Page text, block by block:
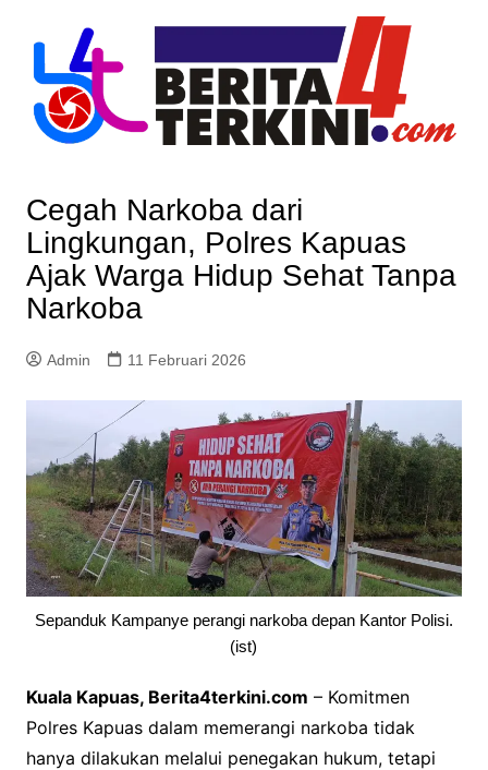
content
Cegah Narkoba dari
Lingkungan, Polres Kapuas
Ajak Warga Hidup Sehat Tanpa
Narkoba
Admin 11 Februari 2026
Sepanduk Kampanye perangi narkoba depan Kantor Polisi.
(ist)
Kuala Kapuas, Berita4terkini.com – Komitmen
Polres Kapuas dalam memerangi narkoba tidak
hanya dilakukan melalui penegakan hukum, tetapi